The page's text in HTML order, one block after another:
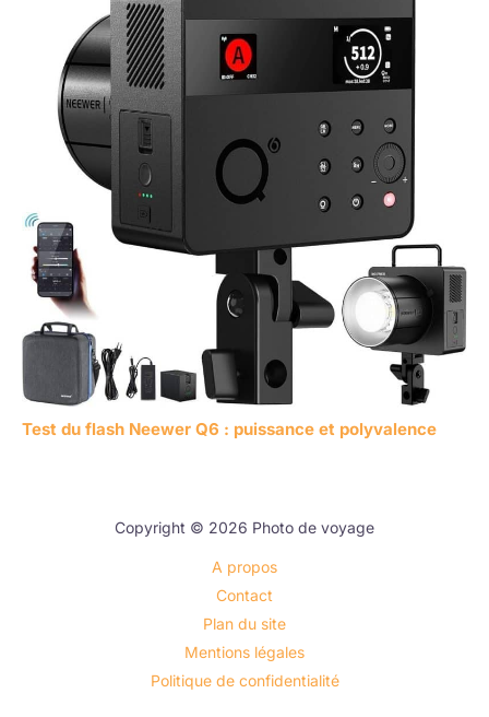
Test du flash Neewer Q6 : puissance et polyvalence
Copyright © 2026 Photo de voyage
A propos
Contact
Plan du site
Mentions légales
Politique de confidentialité